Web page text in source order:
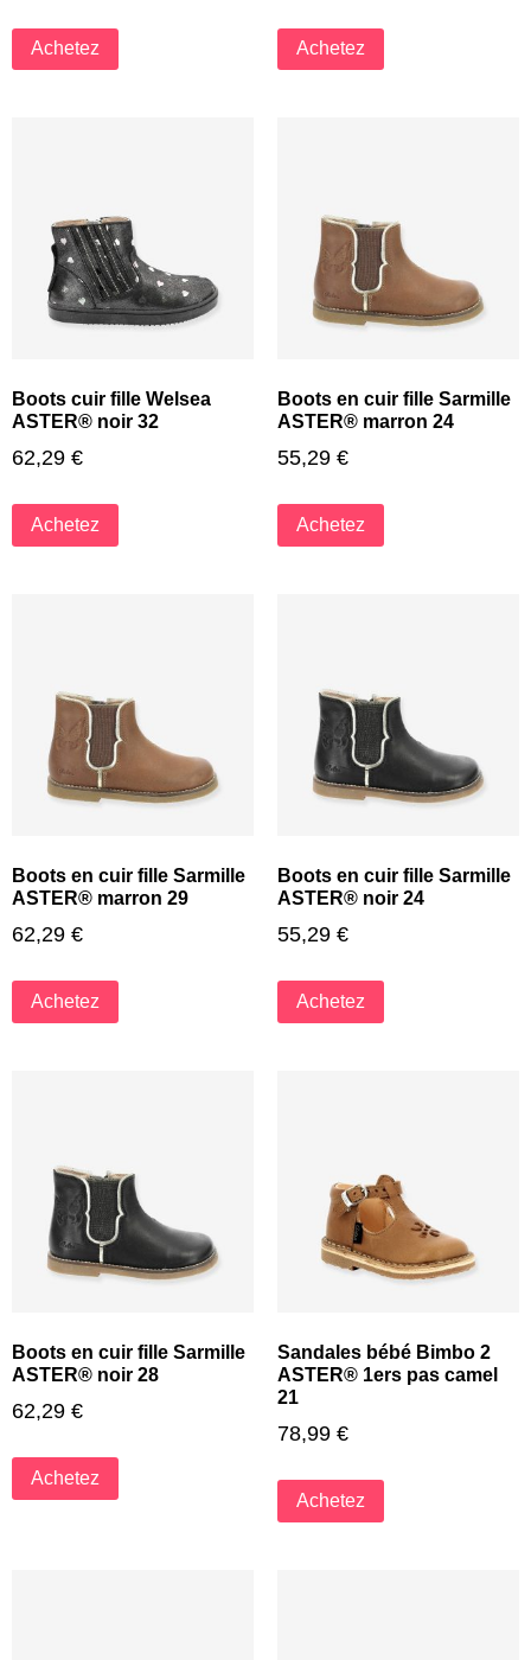
Achetez Achetez
Boots cuir fille Welsea
ASTER® noir 32
62,29 €
Achetez
Boots en cuir fille Sarmille
ASTER® marron 24
55,29 €
Achetez
Boots en cuir fille Sarmille
ASTER® marron 29
62,29 €
Achetez
Boots en cuir fille Sarmille
ASTER® noir 24
55,29 €
Achetez
Boots en cuir fille Sarmille
ASTER® noir 28
62,29 €
Achetez
Sandales bébé Bimbo 2
ASTER® 1ers pas camel
21
78,99 €
Achetez